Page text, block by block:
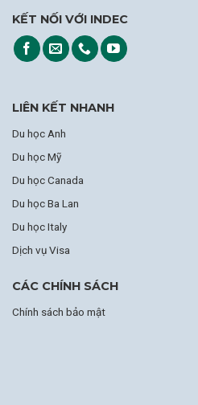
KẾT NỐI VỚI INDEC
LIÊN KẾT NHANH
Du học Anh
Du học Mỹ
Du học Canada
Du học Ba Lan
Du học Italy
Dịch vụ Visa
CÁC CHÍNH SÁCH
Chính sách bảo mật